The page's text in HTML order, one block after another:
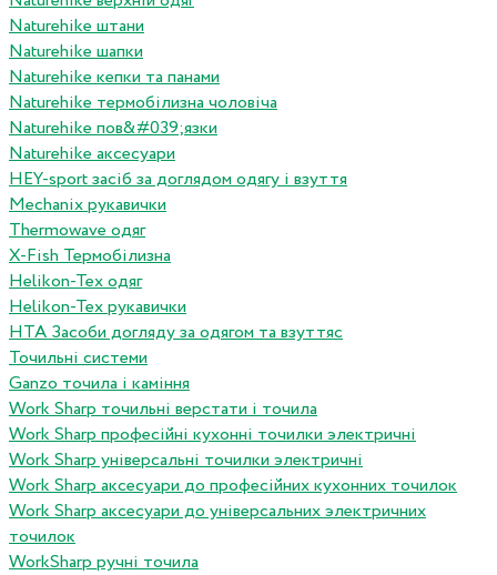
Naturehike штани
Naturehike шапки
Naturehike кепки та панами
Naturehike термобілизна чоловіча
Naturehike пов&#039;язки
Naturehike аксесуари
HEY-sport засіб за доглядом одягу і взуття
Mechanix рукавички
Thermowave одяг
X-Fish Термобілизна
Helikon-Tex одяг
Helikon-Tex рукавички
HTA Засоби догляду за одягом та взуттяс
Точильні системи
Ganzo точила і каміння
Work Sharp точильні верстати і точила
Work Sharp професiйнi кухоннi точилки электричнi
Work Sharp унiверсальнi точилки электричнi
Work Sharp аксесуари до професiйних кухонних точилок
Work Sharp аксесуари до унiверсальних электричних
точилок
WorkSharp ручні точила